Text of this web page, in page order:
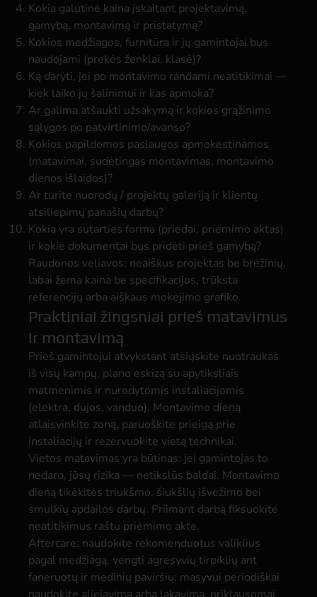
Kokia galutinė kaina įskaitant projektavimą,
gamybą, montavimą ir pristatymą?
Kokios medžiagos, furnitūra ir jų gamintojai bus
naudojami (prekės ženklai, klasė)?
Ką daryti, jei po montavimo randami neatitikimai —
kiek laiko jų šalinimui ir kas apmoka?
Ar galima atšaukti užsakymą ir kokios grąžinimo
sąlygos po patvirtinimo/avanso?
Kokios papildomos paslaugos apmokestinamos
(matavimai, sudėtingas montavimas, montavimo
dienos išlaidos)?
Ar turite nuorodų / projektų galeriją ir klientų
atsiliepimų panašių darbų?
Kokia yra sutarties forma (priedai, priėmimo aktas)
ir kokie dokumentai bus pridėti prieš gamybą?
Raudonos vėliavos: neaiškus projektas be brėžinių,
labai žema kaina be specifikacijos, trūksta
referencijų arba aiškaus mokėjimo grafiko.
Praktiniai žingsniai prieš matavimus
ir montavimą
Prieš gamintojui atvykstant atsiųskite nuotraukas
iš visų kampų, plano eskizą su apytiksliais
matmenimis ir nurodytomis instaliacijomis
(elektra, dujos, vanduo). Montavimo dieną
atlaisvinkite zoną, paruoškite prieigą prie
instaliacijų ir rezervuokite vietą technikai.
Vietos matavimas yra būtinas: jei gamintojas to
nedaro, jūsų rizika — netikslūs baldai. Montavimo
dieną tikėkitės triukšmo, šiukšlių išvežimo bei
smulkių apdailos darbų. Priimant darbą fiksuokite
neatitikimus raštu priėmimo akte.
Aftercare: naudokite rekomenduotus valiklius
pagal medžiagą, vengti agresyvių tirpiklių ant
faneruotų ir medinių paviršių; masyvui periodiškai